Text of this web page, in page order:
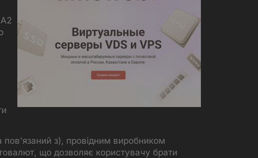
пов'язаний з), провідним виробником
що дозволяє користувачу брати